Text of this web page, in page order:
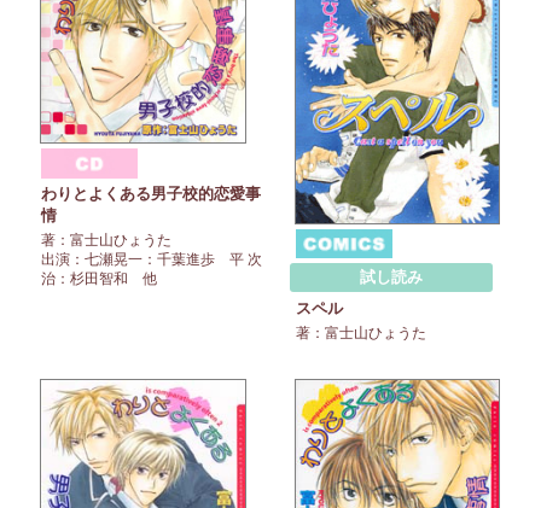
わりとよくある男子校的恋愛事
情
著：富士山ひょうた
出演：七瀬晃一：千葉進歩 平 次
治：杉田智和 他
試し読み
スペル
著：富士山ひょうた